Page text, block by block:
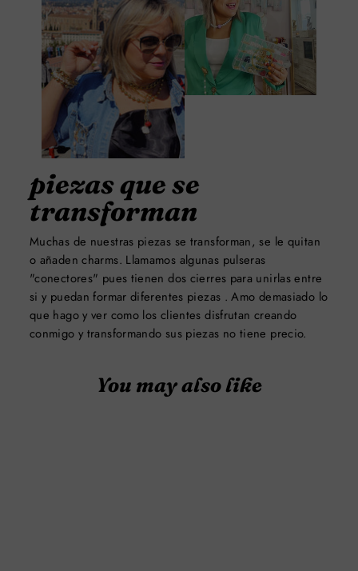
piezas que se
transforman
Muchas de nuestras piezas se transforman, se le quitan
o añaden charms. Llamamos algunas pulseras
"conectores" pues tienen dos cierres para unirlas entre
si y puedan formar diferentes piezas . Amo demasiado lo
que hago y ver como los clientes disfrutan creando
conmigo y transformando sus piezas no tiene precio.
You may also like